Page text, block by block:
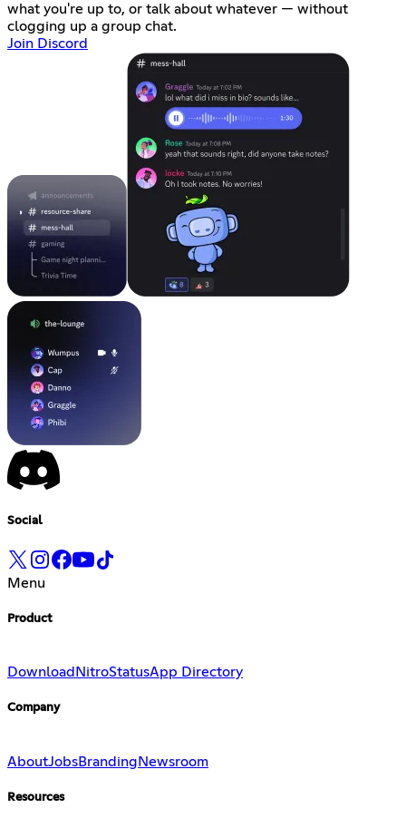
what you're up to, or talk about whatever — without
clogging up a group chat.
Join Discord
Social
Menu
Product
Download NitroStatusApp Directory
Company
AboutJobsBrandingNewsroom
Resources